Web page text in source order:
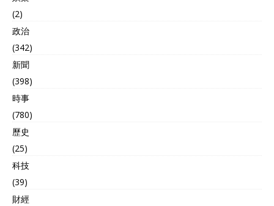
(2)
政治
(342)
新聞
(398)
時事
(780)
歷史
(25)
科技
(39)
財經